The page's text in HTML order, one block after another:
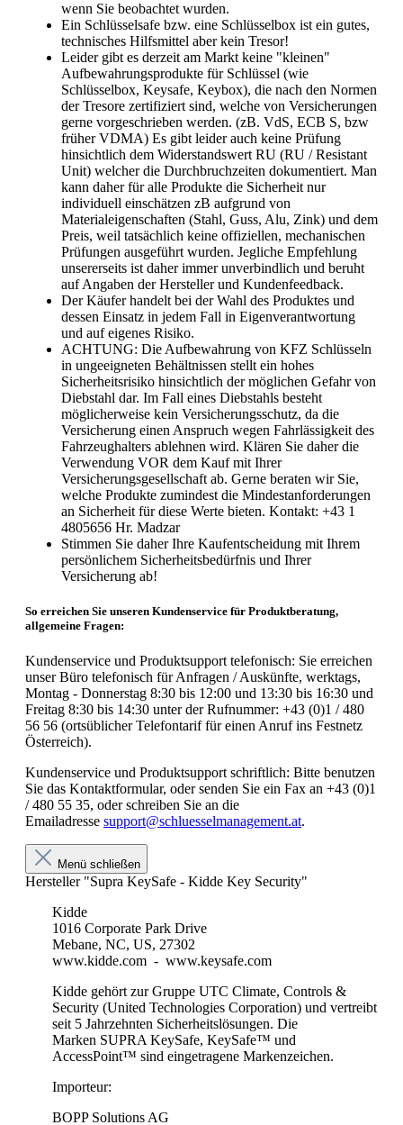
wenn Sie beobachtet wurden.
Ein Schlüsselsafe bzw. eine Schlüsselbox ist ein gutes,
technisches Hilfsmittel aber kein Tresor!
Leider gibt es derzeit am Markt keine "kleinen"
Aufbewahrungsprodukte für Schlüssel (wie
Schlüsselbox, Keysafe, Keybox), die nach den Normen
der Tresore zertifiziert sind, welche von Versicherungen
gerne vorgeschrieben werden. (zB. VdS, ECB S, bzw
früher VDMA) Es gibt leider auch keine Prüfung
hinsichtlich dem Widerstandswert RU (RU / Resistant
Unit) welcher die Durchbruchzeiten dokumentiert. Man
kann daher für alle Produkte die Sicherheit nur
individuell einschätzen zB aufgrund von
Materialeigenschaften (Stahl, Guss, Alu, Zink) und dem
Preis, weil tatsächlich keine offiziellen, mechanischen
Prüfungen ausgeführt wurden. Jegliche Empfehlung
unsererseits ist daher immer unverbindlich und beruht
auf Angaben der Hersteller und Kundenfeedback.
Der Käufer handelt bei der Wahl des Produktes und
dessen Einsatz in jedem Fall in Eigenverantwortung
und auf eigenes Risiko.
ACHTUNG: Die Aufbewahrung von KFZ Schlüsseln
in ungeeigneten Behältnissen stellt ein hohes
Sicherheitsrisiko hinsichtlich der möglichen Gefahr von
Diebstahl dar. Im Fall eines Diebstahls besteht
möglicherweise kein Versicherungsschutz, da die
Versicherung einen Anspruch wegen Fahrlässigkeit des
Fahrzeughalters ablehnen wird. Klären Sie daher die
Verwendung VOR dem Kauf mit Ihrer
Versicherungsgesellschaft ab. Gerne beraten wir Sie,
welche Produkte zumindest die Mindestanforderungen
an Sicherheit für diese Werte bieten. Kontakt: +43 1
4805656 Hr. Madzar
Stimmen Sie daher Ihre Kaufentscheidung mit Ihrem
persönlichem Sicherheitsbedürfnis und Ihrer
Versicherung ab!
So erreichen Sie unseren Kundenservice für Produktberatung,
allgemeine Fragen:
Kundenservice und Produktsupport telefonisch: Sie erreichen
unser Büro telefonisch für Anfragen / Auskünfte, werktags,
Montag - Donnerstag 8:30 bis 12:00 und 13:30 bis 16:30 und
Freitag 8:30 bis 14:30 unter der Rufnummer: +43 (0)1 / 480
56 56 (ortsüblicher Telefontarif für einen Anruf ins Festnetz
Österreich).
Kundenservice und Produktsupport schriftlich: Bitte benutzen
Sie das Kontaktformular, oder senden Sie ein Fax an +43 (0)1
/ 480 55 35, oder schreiben Sie an die
Emailadresse support@schluesselmanagement.at.
Menü schließen
Hersteller "Supra KeySafe - Kidde Key Security"
Kidde
1016 Corporate Park Drive
Mebane, NC, US, 27302
www.kidde.com - www.keysafe.com
Kidde gehört zur Gruppe UTC Climate, Controls &
Security (United Technologies Corporation) und vertreibt
seit 5 Jahrzehnten Sicherheitslösungen. Die
Marken SUPRA KeySafe, KeySafe™ und
AccessPoint™ sind eingetragene Markenzeichen.
Importeur:
BOPP Solutions AG